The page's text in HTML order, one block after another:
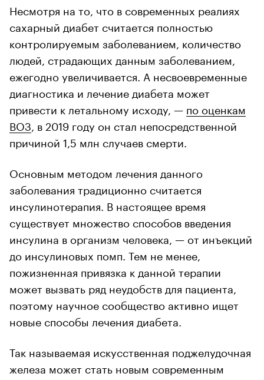
Несмотря на то, что в современных реалиях
сахарный диабет считается полностью
контролируемым заболеванием, количество
людей, страдающих данным заболеванием,
ежегодно увеличивается. А несвоевременные
диагностика и лечение диабета может
привести к летальному исходу, — по оценкам
ВОЗ , в 2019 году он стал непосредственной
причиной 1,5 млн случаев смерти.
Основным методом лечения данного
заболевания традиционно считается
инсулинотерапия. В настоящее время
существует множество способов введения
инсулина в организм человека, — от инъекций
до инсулиновых помп. Тем не менее,
пожизненная привязка к данной терапии
может вызвать ряд неудобств для пациента,
поэтому научное сообщество активно ищет
новые способы лечения диабета.
Так называемая искусственная поджелудочная
железа может стать новым современным